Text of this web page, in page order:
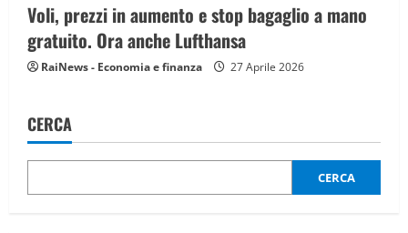
Voli, prezzi in aumento e stop bagaglio a mano
gratuito. Ora anche Lufthansa
RaiNews - Economia e finanza 27 Aprile 2026
CERCA
CERCA